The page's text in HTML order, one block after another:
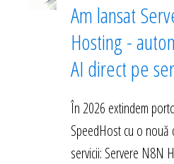
Am lansat
Hosting -
AI direct pe
În 2026 extindem
SpeedHost cu o nouă
servicii: Servere N8N